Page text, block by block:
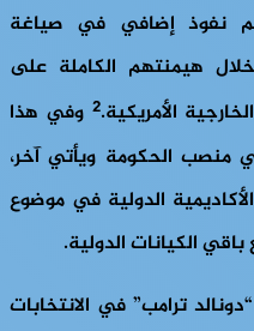
نفوذ إضافي في صياغة
هيمنتهم الكاملة على
الأمريكية.2 وفي هذا
منصب الحكومة ويأتي آخر،
الدولية في موضوع
الكيانات الدولية.
فاز الرئيس “دونالد ترامب” في الانتخابات